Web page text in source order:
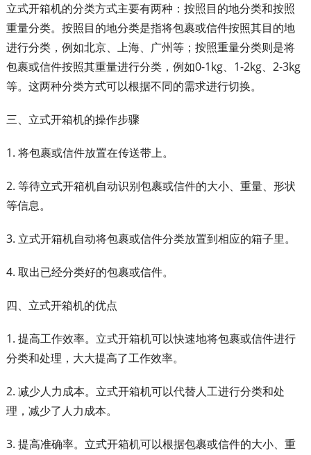
立式开箱机的分类方式主要有两种：按照目的地分类和按照
重量分类。按照目的地分类是指将包裹或信件按照其目的地
进行分类，例如北京、上海、广州等；按照重量分类则是将
包裹或信件按照其重量进行分类，例如0-1kg、1-2kg、2-3kg
等。这两种分类方式可以根据不同的需求进行切换。
三、立式开箱机的操作步骤
1. 将包裹或信件放置在传送带上。
2. 等待立式开箱机自动识别包裹或信件的大小、重量、形状
等信息。
3. 立式开箱机自动将包裹或信件分类放置到相应的箱子里。
4. 取出已经分类好的包裹或信件。
四、立式开箱机的优点
1. 提高工作效率。立式开箱机可以快速地将包裹或信件进行
分类和处理，大大提高了工作效率。
2. 减少人力成本。立式开箱机可以代替人工进行分类和处
理，减少了人力成本。
3. 提高准确率。立式开箱机可以根据包裹或信件的大小、重